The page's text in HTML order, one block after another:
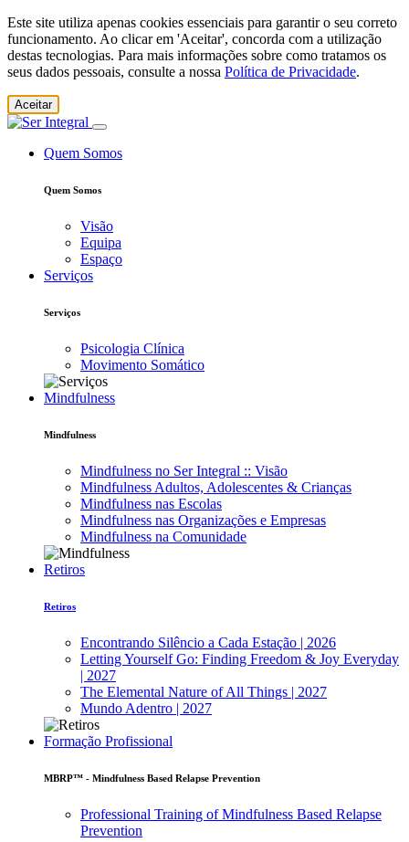
Este site utiliza apenas cookies essenciais para garantir o seu correto
funcionamento. Ao clicar em 'Aceitar', concorda com a utilização
destas tecnologias. Para mais informações sobre como tratamos os
seus dados pessoais, consulte a nossa Política de Privacidade.
Aceitar
Quem Somos
Quem Somos
Visão
Equipa
Espaço
Serviços
Serviços
Psicologia Clínica
Movimento Somático
Mindfulness
Mindfulness
Mindfulness no Ser Integral :: Visão
Mindfulness Adultos, Adolescentes & Crianças
Mindfulness nas Escolas
Mindfulness nas Organizações e Empresas
Mindfulness na Comunidade
Retiros
Retiros
Encontrando Silêncio a Cada Estação | 2026
Letting Yourself Go: Finding Freedom & Joy Everyday
| 2027
The Elemental Nature of All Things | 2027
Mundo Adentro | 2027
Formação Profissional
MBRP™ - Mindfulness Based Relapse Prevention
Professional Training of Mindfulness Based Relapse
Prevention